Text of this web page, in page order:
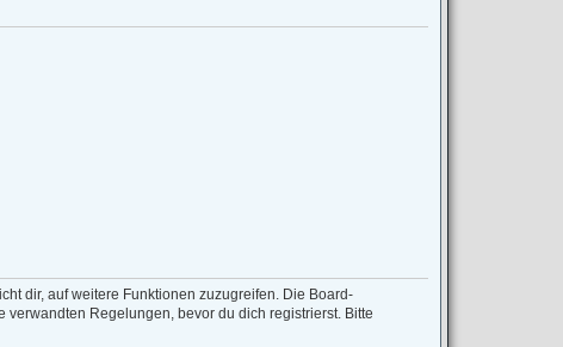
dir, auf weitere Funktionen zuzugreifen. Die Board-
Regelungen, bevor du dich registrierst. Bitte